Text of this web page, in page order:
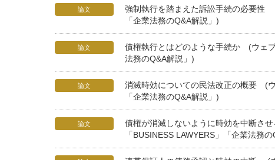
論文
強制執行を踏まえた訴訟手続の必要性
「企業法務のQ&A解説」)
論文
債権執行とはどのような手続か (ウェ
法務のQ&A解説」)
論文
消滅時効についての民法改正の概要 (ウ
「企業法務のQ&A解説」)
論文
債権が消滅しないように時効を中断さ
「BUSINESS LAWYERS」「企業法務